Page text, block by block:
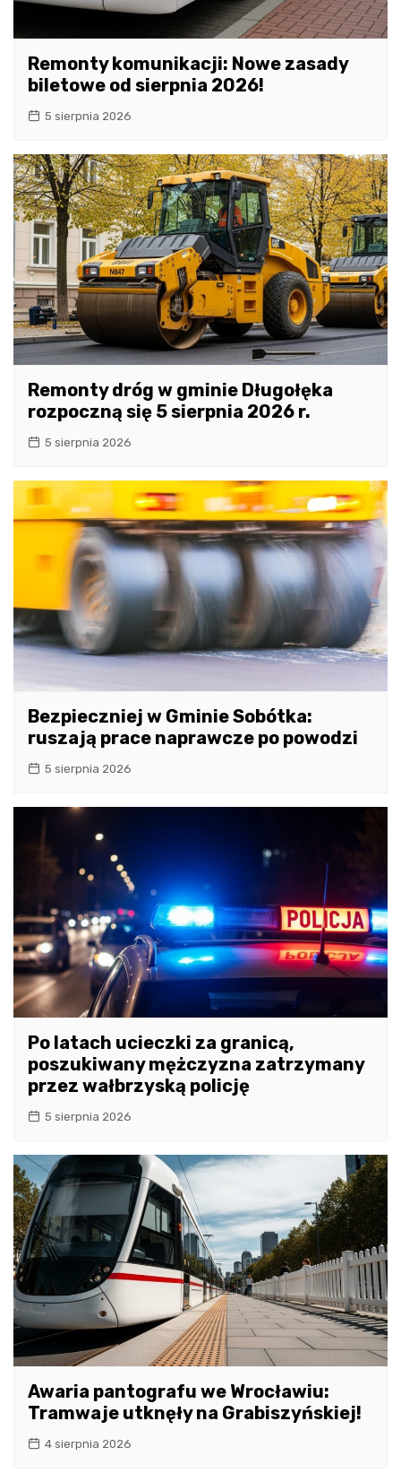
Remonty komunikacji: Nowe zasady
biletowe od sierpnia 2026!
5 sierpnia 2026
Remonty dróg w gminie Długołęka
rozpoczną się 5 sierpnia 2026 r.
5 sierpnia 2026
Bezpieczniej w Gminie Sobótka:
ruszają prace naprawcze po powodzi
5 sierpnia 2026
Po latach ucieczki za granicą,
poszukiwany mężczyzna zatrzymany
przez wałbrzyską policję
5 sierpnia 2026
Awaria pantografu we Wrocławiu:
Tramwaje utknęły na Grabiszyńskiej!
4 sierpnia 2026